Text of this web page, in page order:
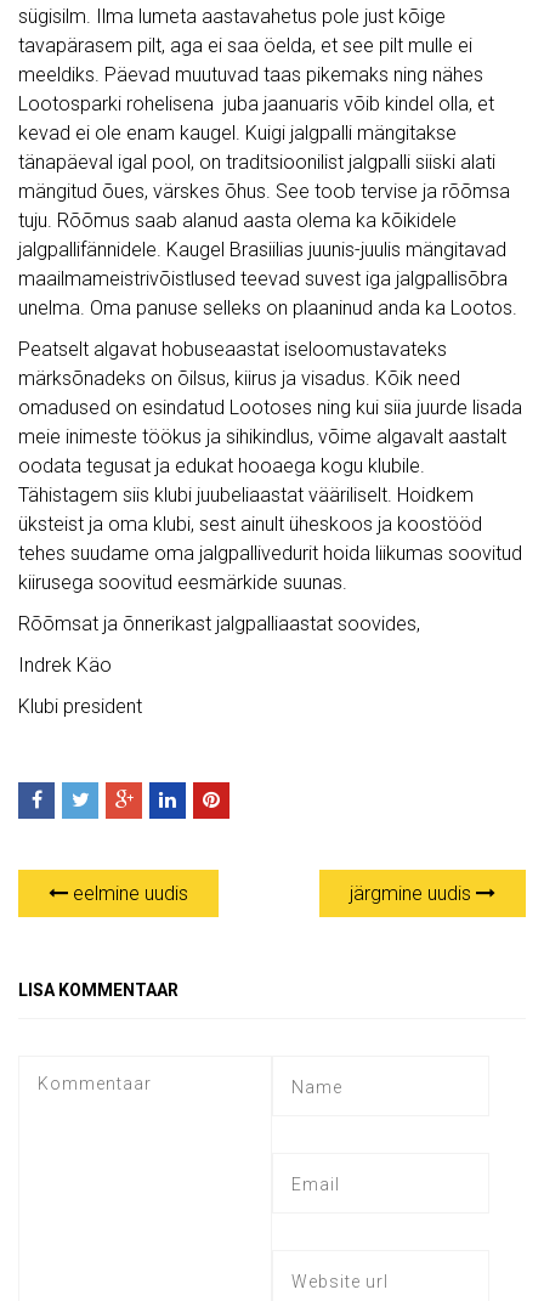
sügisilm. Ilma lumeta aastavahetus pole just kõige
tavapärasem pilt, aga ei saa öelda, et see pilt mulle ei
meeldiks. Päevad muutuvad taas pikemaks ning nähes
Lootosparki rohelisena juba jaanuaris võib kindel olla, et
kevad ei ole enam kaugel. Kuigi jalgpalli mängitakse
tänapäeval igal pool, on traditsioonilist jalgpalli siiski alati
mängitud õues, värskes õhus. See toob tervise ja rõõmsa
tuju. Rõõmus saab alanud aasta olema ka kõikidele
jalgpallifännidele. Kaugel Brasiilias juunis-juulis mängitavad
maailmameistrivõistlused teevad suvest iga jalgpallisõbra
unelma. Oma panuse selleks on plaaninud anda ka Lootos.
Peatselt algavat hobuseaastat iseloomustavateks
märksõnadeks on õilsus, kiirus ja visadus. Kõik need
omadused on esindatud Lootoses ning kui siia juurde lisada
meie inimeste töökus ja sihikindlus, võime algavalt aastalt
oodata tegusat ja edukat hooaega kogu klubile.
Tähistagem siis klubi juubeliaastat vääriliselt. Hoidkem
üksteist ja oma klubi, sest ainult üheskoos ja koostööd
tehes suudame oma jalgpallivedurit hoida liikumas soovitud
kiirusega soovitud eesmärkide suunas.
Rõõmsat ja õnnerikast jalgpalliaastat soovides,
Indrek Käo
Klubi president
eelmine uudis järgmine uudis
LISA KOMMENTAAR